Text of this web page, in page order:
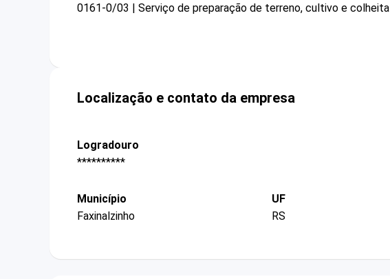
0161-0/03 | Serviço de preparação de terreno, cultivo e colheita
Localização e contato da empresa
Logradouro
**********
Município
Faxinalzinho
UF
RS